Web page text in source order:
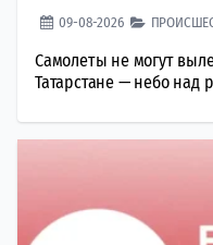
09-08-2026
Самолеты не могут
Татарстане — небо над